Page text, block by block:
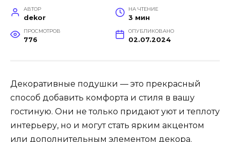
АВТОР
dekor
НА ЧТЕНИЕ
3 мин
ПРОСМОТРОВ
776
ОПУБЛИКОВАНО
02.07.2024
Декоративные подушки — это прекрасный
способ добавить комфорта и стиля в вашу
гостиную. Они не только придают уют и теплоту
интерьеру, но и могут стать ярким акцентом
или дополнительным элементом декора.